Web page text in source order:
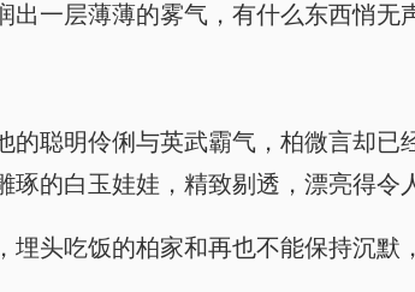
一层薄薄的雾气，有什么东西悄无
的聪明伶俐与英武霸气，柏微言却
的白玉娃娃，精致剔透，漂亮得令
埋头吃饭的柏家和再也不能保持沉默